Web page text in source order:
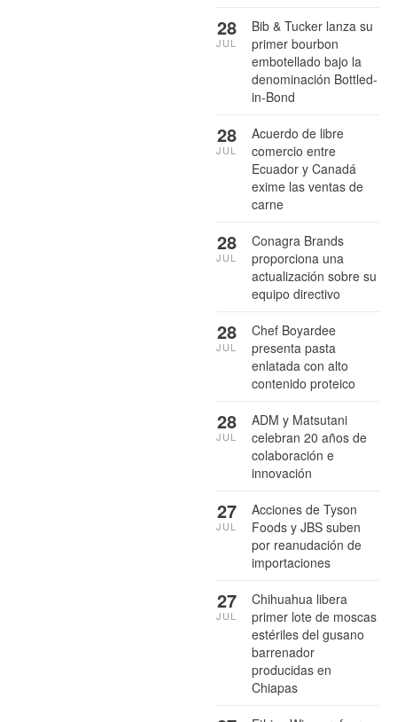
Bib & Tucker lanza su
primer bourbon
embotellado bajo la
denominación Bottled-
in-Bond
28
JUL
Acuerdo de libre
comercio entre
Ecuador y Canadá
exime las ventas de
carne
28
JUL
Conagra Brands
proporciona una
actualización sobre su
equipo directivo
28
JUL
Chef Boyardee
presenta pasta
enlatada con alto
contenido proteico
28
JUL
ADM y Matsutani
celebran 20 años de
colaboración e
innovación
28
JUL
Acciones de Tyson
Foods y JBS suben
por reanudación de
importaciones
27
JUL
Chihuahua libera
primer lote de moscas
estériles del gusano
barrenador
producidas en
Chiapas
27
JUL